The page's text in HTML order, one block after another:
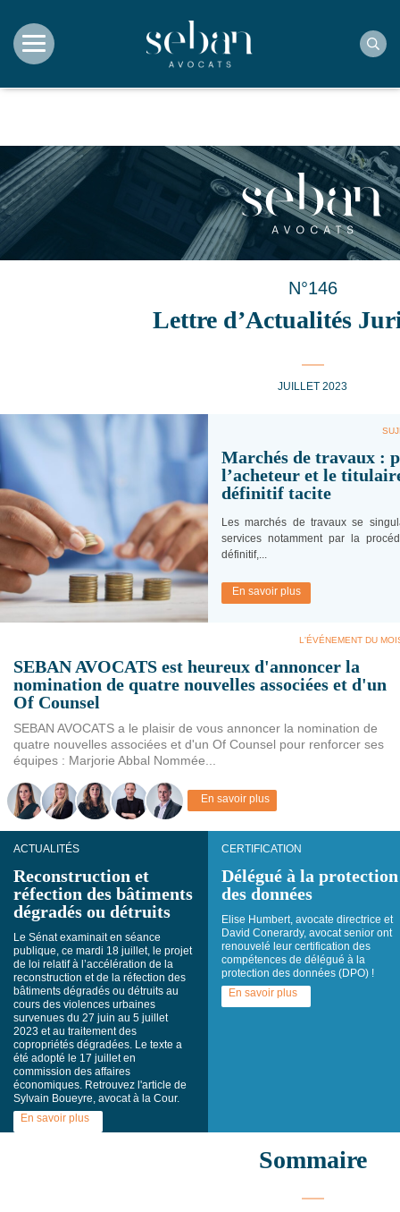
N°146
Lettre d’Actualités
JUILLET 2023
Marchés de travaux :
l’acheteur et le
définitif tacite
Les marchés de travaux se
services notamment par la
définitif,...
En savoir plus
L'ÉVÉNEMENT DU
SEBAN AVOCATS est heureux d'annoncer la
nomination de quatre nouvelles associées et d'un
Of Counsel
SEBAN AVOCATS a le plaisir de vous annoncer la nomination de
quatre nouvelles associées et d'un Of Counsel pour renforcer ses
équipes : Marjorie Abbal Nommée...
En savoir plus
ACTUALITÉS
Reconstruction et
réfection des bâtiments
dégradés ou détruits
Le Sénat examinait en séance
publique, ce mardi 18 juillet, le projet
de loi relatif à l’accélération de la
reconstruction et de la réfection des
bâtiments dégradés ou détruits au
cours des violences urbaines
survenues du 27 juin au 5 juillet
2023 et au traitement des
copropriétés dégradées. Le texte a
été adopté le 17 juillet en
commission des affaires
économiques. Retrouvez l'article de
Sylvain Boueyre, avocat à la Cour.
En savoir plus
CERTIFICATION
Délégué à la protection
des données
Elise Humbert, avocate directrice et
David Conerardy, avocat senior ont
renouvelé leur certification des
compétences de délégué à la
protection des données (DPO) !
En savoir plus
Sommaire